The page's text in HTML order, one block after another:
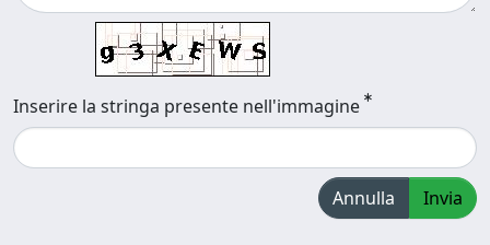
Inserire la stringa presente nell'immagine
Annulla Invia